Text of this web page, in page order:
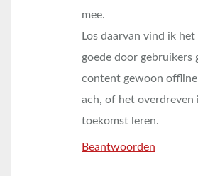
mee.
Los daarvan vind ik
goede door gebruikers
content gewoon offline
ach, of het overdreven
toekomst leren.
Beantwoorden